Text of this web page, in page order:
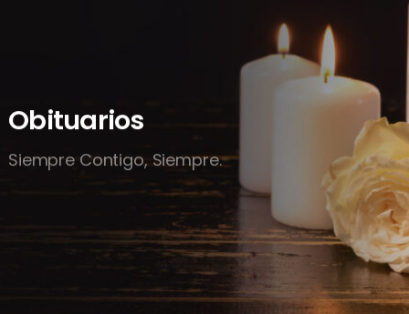
Obituarios
Siempre Contigo, Siempre.